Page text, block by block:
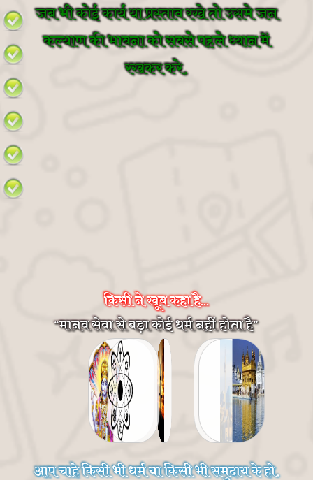
जब भी कोई कार्य या प्रस्ताव रखे तो उसमे जन
कल्याण की भावना को सबसे पहले ध्यान में
रखकर करे,
किसी ने खूब कहा है...
मानव सेवा से बड़ा कोई धर्म नहीं होता है
आप चाहे किसी भी धर्म या किसी भी समुदाय के हो,